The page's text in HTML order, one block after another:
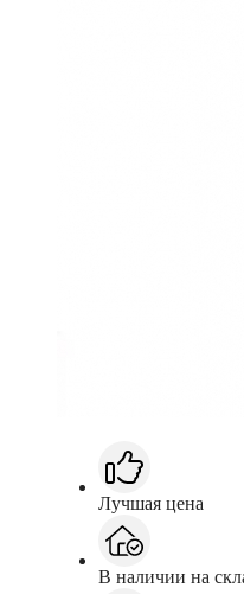
Лучшая цена
В наличии на